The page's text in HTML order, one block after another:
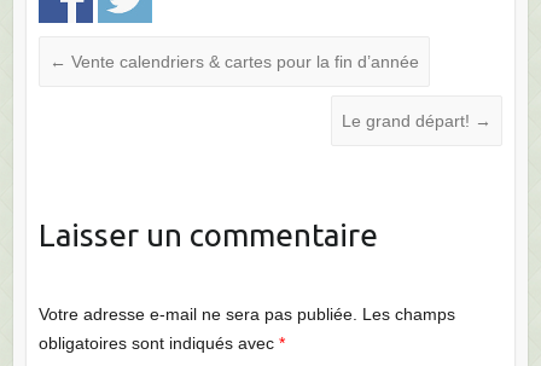
← Vente calendriers & cartes pour la fin d’année
Le grand départ! →
Laisser un commentaire
Votre adresse e-mail ne sera pas publiée. Les champs
obligatoires sont indiqués avec *